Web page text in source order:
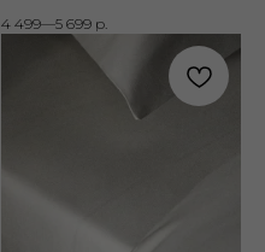
4 499—5 699 р.